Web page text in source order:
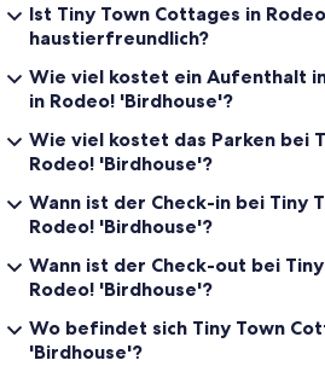
Ist Tiny Town Cottages in
haustierfreundlich?
Wie viel kostet ein Aufenthalt
in Rodeo! 'Birdhouse'?
Wie viel kostet das Parken bei
Rodeo! 'Birdhouse'?
Wann ist der Check-in bei Tiny
Rodeo! 'Birdhouse'?
Wann ist der Check-out bei
Rodeo! 'Birdhouse'?
Wo befindet sich Tiny Town
'Birdhouse'?